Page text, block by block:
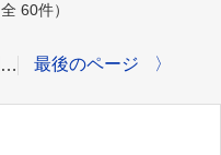
60件）
… 最後のページ 〉